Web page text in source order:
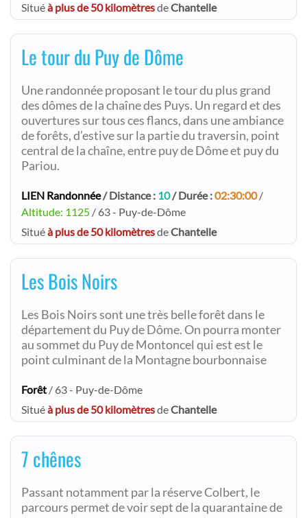
Situéà plus de 50 kilomètresdeChantelle
Le tour du Puy de Dôme
Une randonnée proposant le tour du plus grand
des dômes de la chaîne des Puys. Un regard et des
ouvertures sur tous ces flancs, dans une ambiance
de forêts, d’estive sur la partie du traversin, point
central de la chaîne, entre puy de Dôme et puy du
Pariou.
LIEN Randonnée/ Distance : 10/ Durée :02:30:00/
Altitude: 1125 / 63 - Puy-de-Dôme
Situéà plus de 50 kilomètresdeChantelle
Les Bois Noirs
Les Bois Noirs sont une très belle forêt dans le
département du Puy de Dôme. On pourra monter
au sommet du Puy de Montoncel qui est est le
point culminant de la Montagne bourbonnaise
Forêt / 63 - Puy-de-Dôme
Situéà plus de 50 kilomètresdeChantelle
7 chênes
Passant notamment par la réserve Colbert, le
parcours permet de voir sept de la quarantaine de